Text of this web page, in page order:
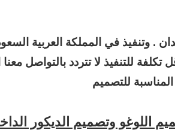
. وتنفيذ في المملكة العربية
للتنفيذ لا تتردد بالتواصل
المناسبة للتصميم
اللوغو وتصميم الديكور